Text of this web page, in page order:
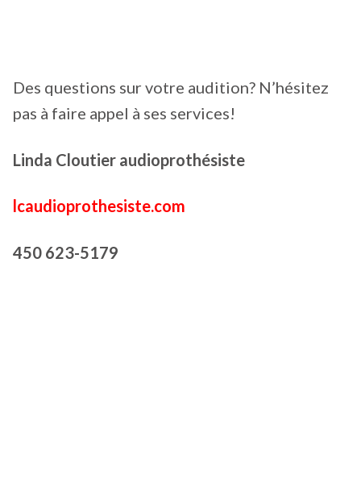
Des questions sur votre audition? N’hésitez
pas à faire appel à ses services!
Linda Cloutier audioprothésiste
lcaudioprothesiste.com
450 623-5179